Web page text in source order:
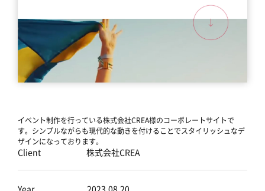
イベント制作を行っている株式会社CREA様のコーポレートサイトで
す。シンプルながらも現代的な動きを付けることでスタイリッシュなデ
ザインになっております。
Client 株式会社CREA
Year 2023.08.20